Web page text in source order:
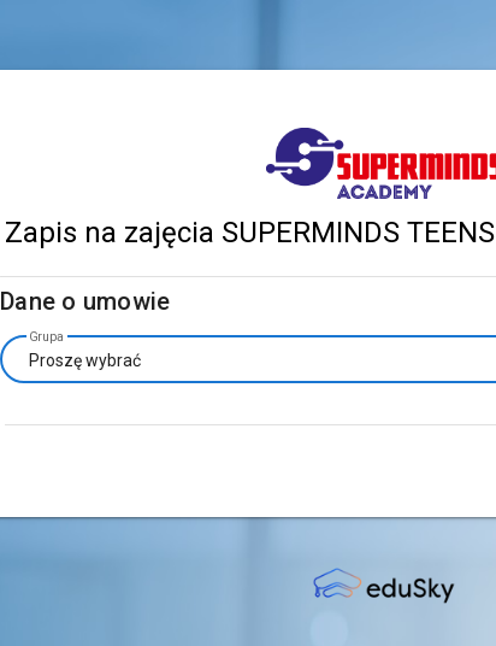
Zapis na zajęcia SUPERMINDS TEENS
Dane o umowie
Grupa
Proszę wybrać